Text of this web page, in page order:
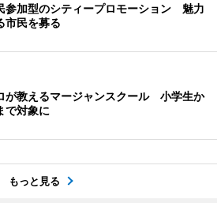
参加型のシティープロモーション 魅力
市民を募る
が教えるマージャンスクール 小学生か
で対象に
もっと見る